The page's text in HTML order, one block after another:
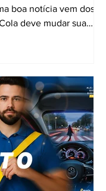
boa notícia vem dos
deve mudar sua